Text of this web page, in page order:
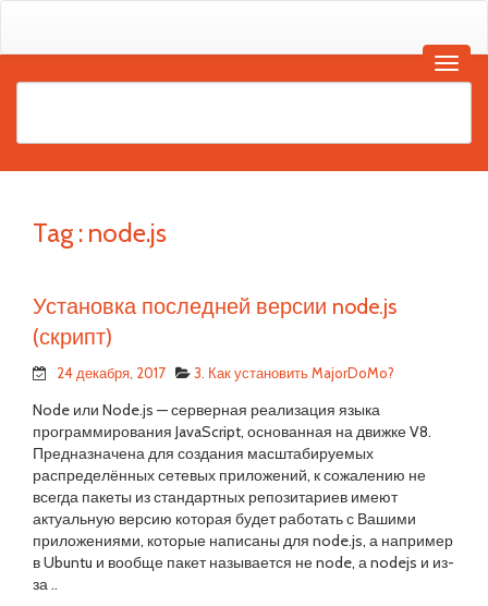
Tag : node.js
Установка последней версии node.js
(скрипт)
24 декабря, 2017 3. Как установить MajorDoMo?
Node или Node.js — серверная реализация языка
программирования JavaScript, основанная на движке V8.
Предназначена для создания масштабируемых
распределённых сетевых приложений, к сожалению не
всегда пакеты из стандартных репозитариев имеют
актуальную версию которая будет работать с Вашими
приложениями, которые написаны для node.js, а например
в Ubuntu и вообще пакет называется не node, а nodejs и из-
за ..